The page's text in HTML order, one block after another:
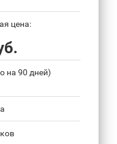
цена:
на 90 дней)